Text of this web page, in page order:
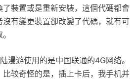
裝置或是重新安裝，這個代碼都會
有變更裝置卻改變了代碼，就有可
漫游使用的是中国联通的4G网络。
较奇怪的是，插上卡后，我手机并